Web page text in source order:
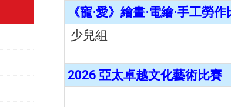
《寵·愛》繪畫·電繪·手工勞
少兒組
2026 亞太卓越文化藝術比賽